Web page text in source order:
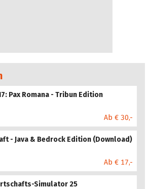
Pax Romana - Tribun Edition
Ab € 30,-
- Java & Bedrock Edition (Download)
Ab € 17,-
Simulator 25